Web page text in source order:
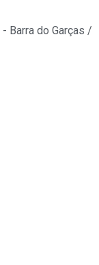
Barra do Garças /